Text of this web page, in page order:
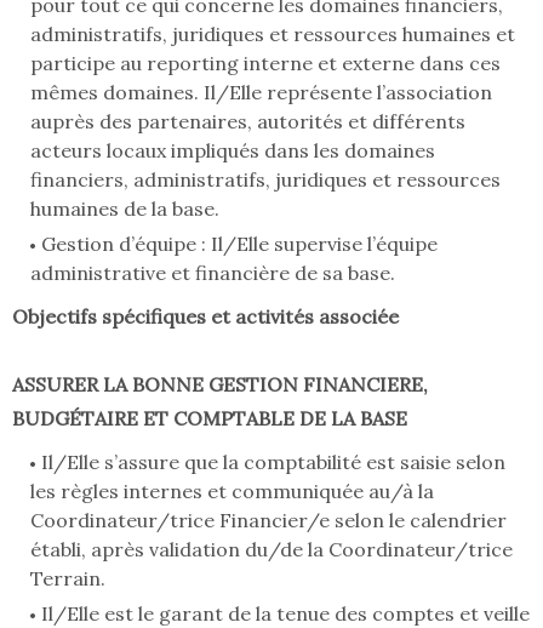
pour tout ce qui concerne les domaines financiers,
administratifs, juridiques et ressources humaines et
participe au reporting interne et externe dans ces
mêmes domaines. Il/Elle représente l’association
auprès des partenaires, autorités et différents
acteurs locaux impliqués dans les domaines
financiers, administratifs, juridiques et ressources
humaines de la base.
Gestion d’équipe : Il/Elle supervise l’équipe
administrative et financière de sa base.
Objectifs spécifiques et activités associée
ASSURER LA BONNE GESTION FINANCIERE,
BUDGÉTAIRE ET COMPTABLE DE LA BASE
Il/Elle s’assure que la comptabilité est saisie selon
les règles internes et communiquée au/à la
Coordinateur/trice Financier/e selon le calendrier
établi, après validation du/de la Coordinateur/trice
Terrain.
Il/Elle est le garant de la tenue des comptes et veille